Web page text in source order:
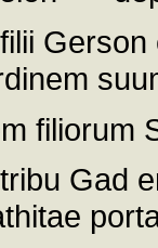
filiorum
Gad